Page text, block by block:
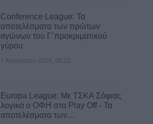
Conference League: Τα
αποτελέσματα των πρώτων
αγώνων του Γ΄προκριματικού
γύρου
7 Αυγούστου 2026, 00:10
Europa League: Με ΤΣΚΑ Σόφιας
λογικά ο ΟΦΗ στα Play Off - Τα
αποτελέσματα των…